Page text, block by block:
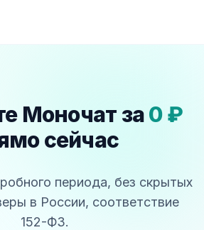
Моночат за0 ₽
сейчас
периода, без скрытых
в России, соответствие
152-ФЗ.